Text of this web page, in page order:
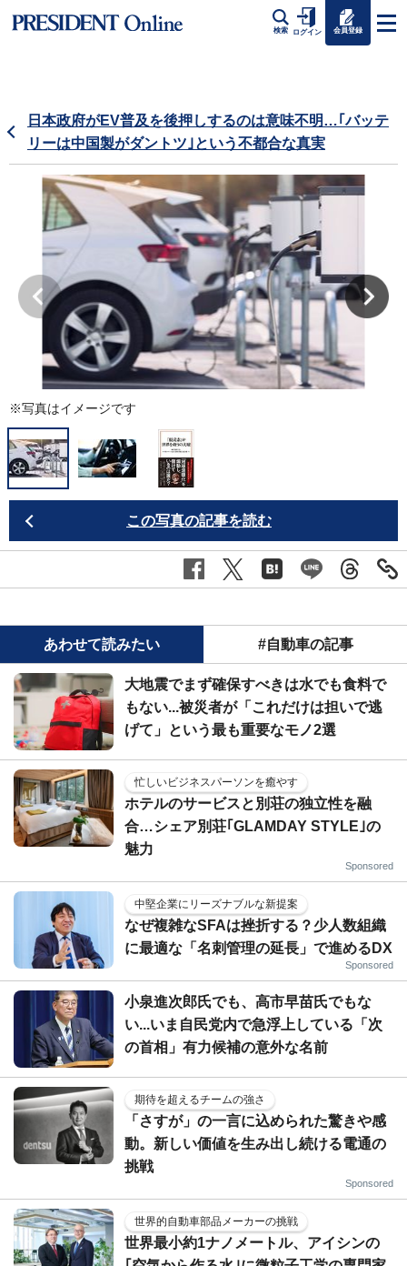
検索 ログイン 会員登録
日本政府がEV普及を後押しするのは意味不明…｢バッテ
リーは中国製がダントツ｣という不都合な真実
※写真はイメージです
この写真の記事を読む
あわせて読みたい #自動車の記事
大地震でまず確保すべきは水でも食料で
もない...被災者が「これだけは担いで逃
げて」という最も重要なモノ2選
忙しいビジネスパーソンを癒やす
ホテルのサービスと別荘の独立性を融
合…シェア別荘｢GLAMDAY STYLE｣の
魅力
Sponsored
中堅企業にリーズナブルな新提案
なぜ複雑なSFAは挫折する？少人数組織
に最適な「名刺管理の延長」で進めるDX
Sponsored
小泉進次郎氏でも、高市早苗氏でもな
い...いま自民党内で急浮上している「次
の首相」有力候補の意外な名前
期待を超えるチームの強さ
「さすが」の一言に込められた驚きや感
動。新しい価値を生み出し続ける電通の
挑戦
Sponsored
世界的自動車部品メーカーの挑戦
世界最小約1ナノメートル、アイシンの